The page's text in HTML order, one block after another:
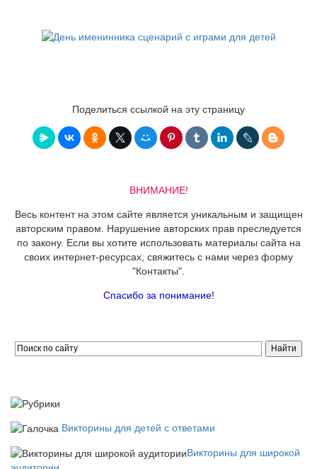
Поделиться ссылкой на эту страницу
ВНИМАНИЕ!
Весь контент на этом сайте является уникальным и защищен
авторским правом. Нарушение авторских прав преследуется
по закону. Если вы хотите использовать материалы сайта на
своих интернет-ресурсах, свяжитесь с нами через форму
"Контакты".
Спасибо за понимание!
Викторины для детей с ответами
Викторины для широкой